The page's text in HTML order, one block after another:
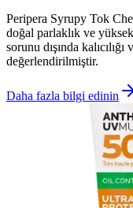
Peripera Syrupy Tok
doğal parlaklık ve
sorunu dışında
değerlendirilmiştir.
Daha fazla bilgi edinin